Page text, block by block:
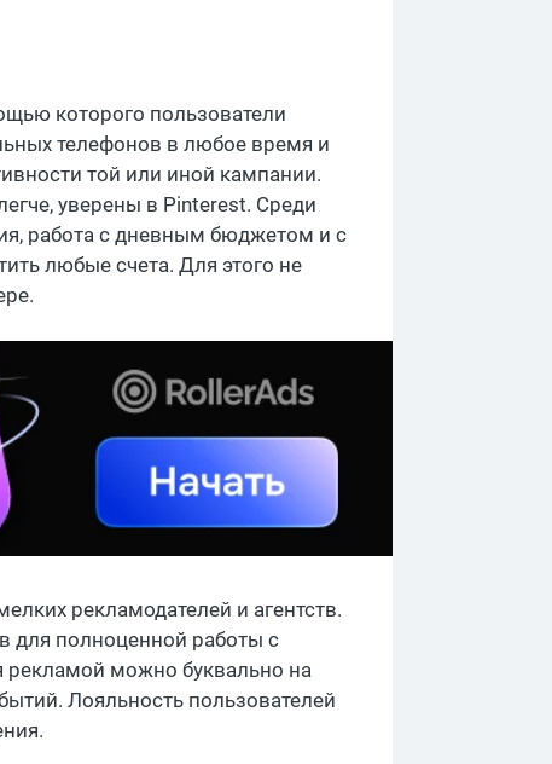
которого пользователи
телефонов в любое время и
той или иной кампании.
уверены в Pinterest. Среди
работа с дневным бюджетом и с
любые счета. Для этого не
рекламодателей и агентств.
для полноценной работы с
можно буквально на
Лояльность пользователей